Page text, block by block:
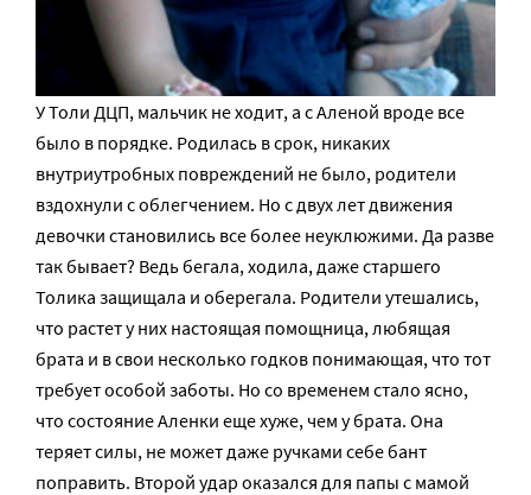
У Толи ДЦП, мальчик не ходит, а с Аленой вроде все
было в порядке. Родилась в срок, никаких
внутриутробных повреждений не было, родители
вздохнули с облегчением. Но с двух лет движения
девочки становились все более неуклюжими. Да разве
так бывает? Ведь бегала, ходила, даже старшего
Толика защищала и оберегала. Родители утешались,
что растет у них настоящая помощница, любящая
брата и в свои несколько годков понимающая, что тот
требует особой заботы. Но со временем стало ясно,
что состояние Аленки еще хуже, чем у брата. Она
теряет силы, не может даже ручками себе бант
поправить. Второй удар оказался для папы с мамой